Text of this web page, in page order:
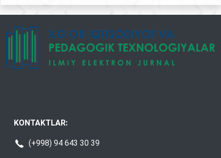
KONTAKTLAR:
(+998) 94 643 30 39